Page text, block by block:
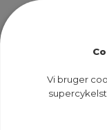
Vi bruger